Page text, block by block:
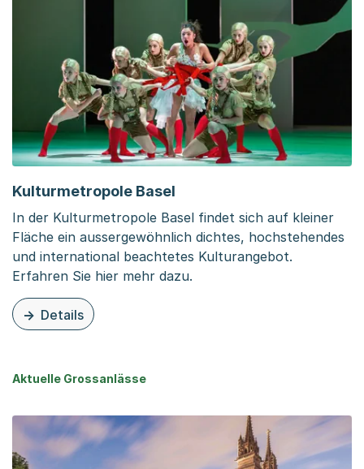
Kulturmetropole Basel
In der Kulturmetropole Basel findet sich auf kleiner
Fläche ein aussergewöhnlich dichtes, hochstehendes
und international beachtetes Kulturangebot.
Erfahren Sie hier mehr dazu.
Details
zu dieser Seite: Kulturmetropole Basel
Aktuelle Grossanlässe